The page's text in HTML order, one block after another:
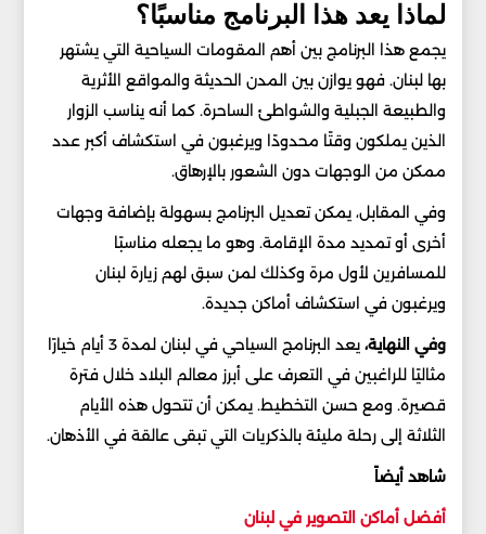
لماذا يعد هذا البرنامج مناسبًا؟
يجمع هذا البرنامج بين أهم المقومات السياحية التي يشتهر
بها لبنان. فهو يوازن بين المدن الحديثة والمواقع الأثرية
والطبيعة الجبلية والشواطئ الساحرة. كما أنه يناسب الزوار
الذين يملكون وقتًا محدودًا ويرغبون في استكشاف أكبر عدد
ممكن من الوجهات دون الشعور بالإرهاق.
وفي المقابل، يمكن تعديل البرنامج بسهولة بإضافة وجهات
أخرى أو تمديد مدة الإقامة. وهو ما يجعله مناسبًا
للمسافرين لأول مرة وكذلك لمن سبق لهم زيارة لبنان
ويرغبون في استكشاف أماكن جديدة.
وفي النهاية،
يعد البرنامج السياحي في لبنان لمدة 3 أيام خيارًا
مثاليًا للراغبين في التعرف على أبرز معالم البلاد خلال فترة
قصيرة. ومع حسن التخطيط. يمكن أن تتحول هذه الأيام
الثلاثة إلى رحلة مليئة بالذكريات التي تبقى عالقة في الأذهان.
شاهد أيضاً
أفضل أماكن التصوير في لبنان